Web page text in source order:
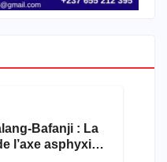
Bafanji : La
l’axe asphyxie